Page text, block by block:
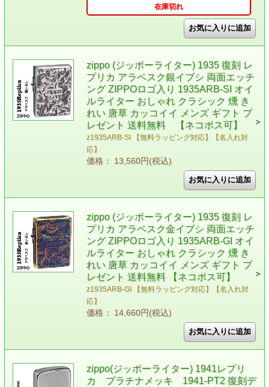
在庫切れ
zippo (ジッポーライター) 1935 復刻 レ
プリカ アラベスク銀イブシ 両面エッチ
ング ZIPPOロゴ入り 1935ARB-SI オイ
ルライター おしゃれ クラシック 燻 き
れい 唐草 カッコイイ メンズ ギフト プ
レゼント 送料無料 【ネコポス可】
z1935ARB-SI 【無料ラッピング対応】【名入れ対
応】
価格： 13,560円(税込)
zippo (ジッポーライター) 1935 復刻 レ
プリカ アラベスク金イブシ 両面エッチ
ング ZIPPOロゴ入り 1935ARB-GI オイ
ルライター おしゃれ クラシック 燻 き
れい 唐草 カッコイイ メンズ ギフト プ
レゼント 送料無料 【ネコポス可】
z1935ARB-GI 【無料ラッピング対応】【名入れ対
応】
価格： 14,660円(税込)
zippo(ジッポーライター) 1941レプリ
カ プラチナメッキ 1941-PT2 復刻デ